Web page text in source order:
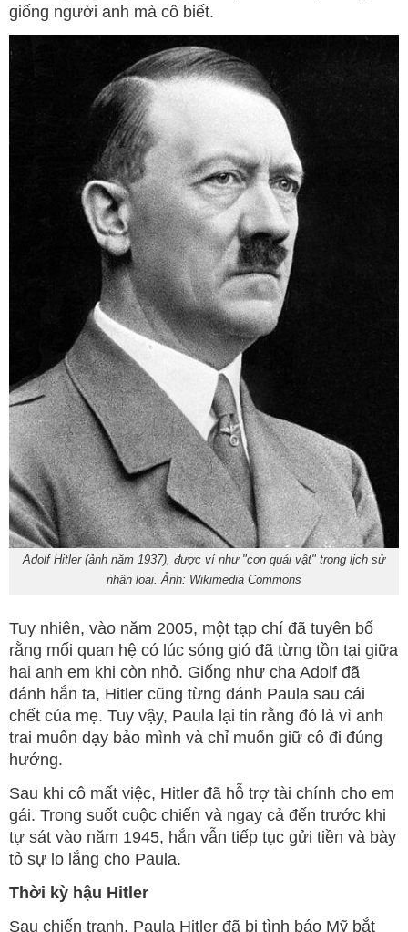
giống người anh mà cô biết.
Adolf Hitler (ảnh năm 1937), được ví như "con quái vật" trong lịch sử
nhân loại. Ảnh: Wikimedia Commons
Tuy nhiên, vào năm 2005, một tạp chí đã tuyên bố
rằng mối quan hệ có lúc sóng gió đã từng tồn tại giữa
hai anh em khi còn nhỏ. Giống như cha Adolf đã
đánh hắn ta, Hitler cũng từng đánh Paula sau cái
chết của mẹ. Tuy vậy, Paula lại tin rằng đó là vì anh
trai muốn dạy bảo mình và chỉ muốn giữ cô đi đúng
hướng.
Sau khi cô mất việc, Hitler đã hỗ trợ tài chính cho em
gái. Trong suốt cuộc chiến và ngay cả đến trước khi
tự sát vào năm 1945, hắn vẫn tiếp tục gửi tiền và bày
tỏ sự lo lắng cho Paula.
Thời kỳ hậu Hitler
Sau chiến tranh, Paula Hitler đã bị tình báo Mỹ bắt